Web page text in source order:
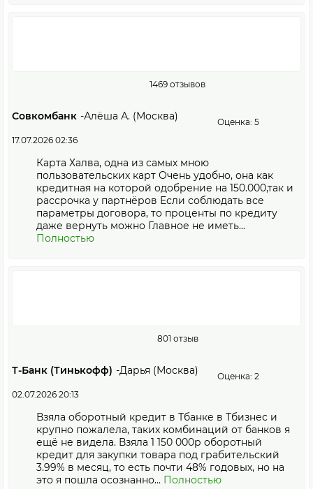
1469 отзывов
Совкомбанк -Алёша А. (Москва)
Оценка: 5
17.07.2026 02:36
Карта Халва, одна из самых мною
пользовательских карт Очень удобно, она как
кредитная на которой одобрение на 150.000,так и
рассрочка у партнёров Если соблюдать все
параметры договора, то проценты по кредиту
даже вернуть можно Главное не иметь...
Полностью
801 отзыв
Т-Банк (Тинькофф) -Дарья (Москва)
Оценка: 2
02.07.2026 20:13
Взяла оборотный кредит в Тбанке в Тбизнес и
крупно пожалела, таких комбинаций от банков я
ещё не видела. Взяла 1 150 000р оборотный
кредит для закупки товара под грабительский
3.99% в месяц, то есть почти 48% годовых, но на
это я пошла осознанно... Полностью